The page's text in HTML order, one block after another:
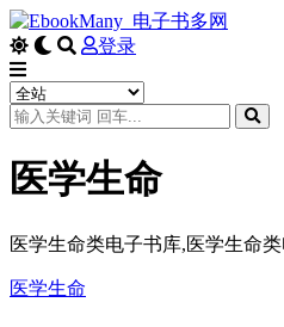
登录
医学生命
医学生命类电子书库,医学生命
医学生命